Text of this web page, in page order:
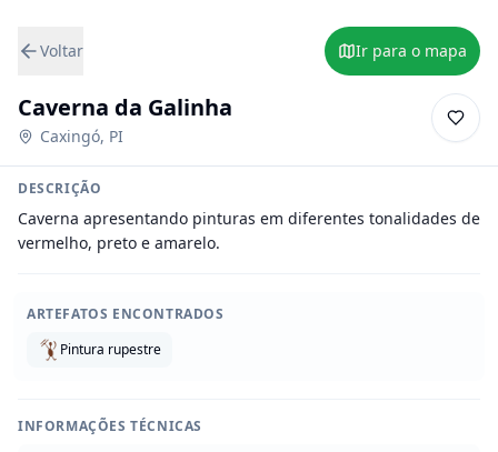
Voltar Ir para o mapa
Caverna da Galinha
Caxingó, PI
DESCRIÇÃO
Caverna apresentando pinturas em diferentes tonalidades de
vermelho, preto e amarelo.
ARTEFATOS ENCONTRADOS
Pintura rupestre
INFORMAÇÕES TÉCNICAS